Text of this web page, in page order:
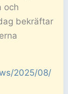
och
bekräftar
2025/08/